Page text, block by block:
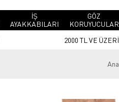
İŞ
AYAKKABILARI
GÖZ
KORUYUCULAR
2000 TL VE